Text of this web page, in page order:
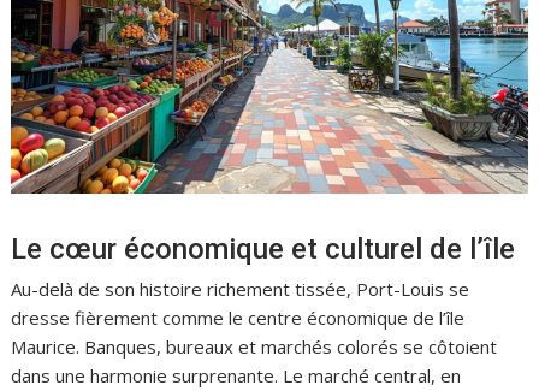
Le cœur économique et culturel de l’île
Au-delà de son histoire richement tissée, Port-Louis se
dresse fièrement comme le centre économique de l’île
Maurice. Banques, bureaux et marchés colorés se côtoient
dans une harmonie surprenante. Le marché central, en